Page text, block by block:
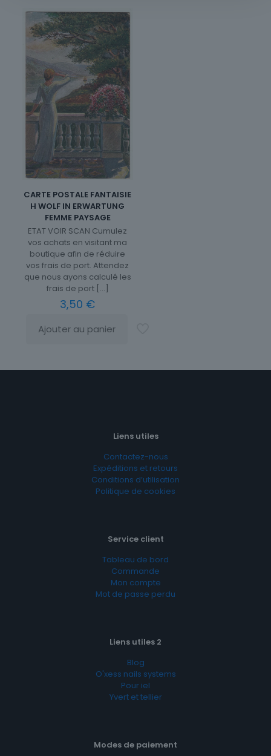
CARTE POSTALE FANTAISIE
H WOLF IN ERWARTUNG
FEMME PAYSAGE
ETAT VOIR SCAN Cumulez
vos achats en visitant ma
boutique afin de réduire
vos frais de port. Attendez
que nous ayons calculé les
frais de port[…]
3,50 €
Ajouter au panier
Liens utiles
Contactez-nous
Expéditions et retours
Conditions d’utilisation
Politique de cookies
Service client
Tableau de bord
Commande
Mon compte
Mot de passe perdu
Liens utiles 2
Blog
O'xess nails systems
Pour iel
Yvert et tellier
Modes de paiement